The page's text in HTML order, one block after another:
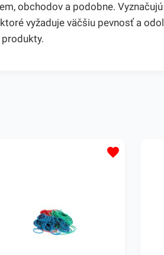
obchodov a podobne.
vyžaduje väčšiu pevnosť a